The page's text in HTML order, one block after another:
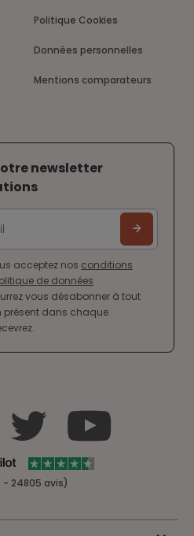
Politique Cookies
Données personnelles
Mentions comparateurs
newsletter
acceptez nos conditions
de données
vous désabonner à tout
présent dans chaque
- 24805 avis)